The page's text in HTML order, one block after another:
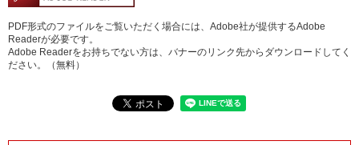
PDF形式のファイルをご覧いただく場合には、Adobe社が提供するAdobe
Readerが必要です。
Adobe Readerをお持ちでない方は、バナーのリンク先からダウンロードしてく
ださい。（無料）